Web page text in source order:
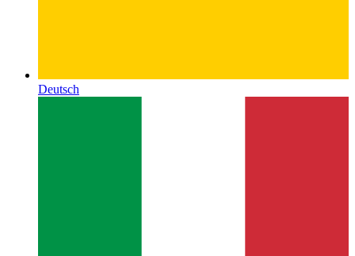
Deutsch